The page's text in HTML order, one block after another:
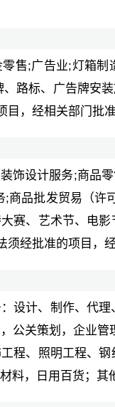
零售;广告业;灯箱制
路标、广告牌安
目，经相关部门批
饰设计服务;商品
商品批发贸易（
赛、艺术节、电
须经批准的项目，
设计、制作、代
公关策划，企业
程、照明工程、
料，日用百货；其